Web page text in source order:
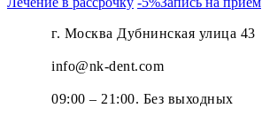
г. Москва Дубнинская улица 43
info@nk-dent.com
09:00 – 21:00. Без выходных